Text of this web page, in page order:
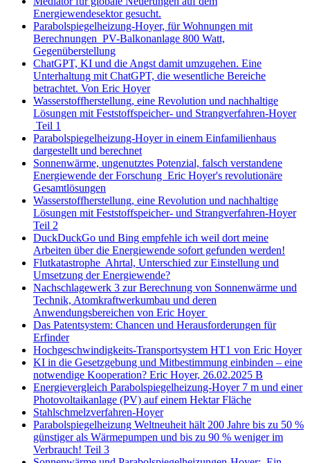
Energiewendesektor gesucht.
Parabolspiegelheizung-Hoyer, für Wohnungen mit
Berechnungen PV-Balkonanlage 800 Watt,
Gegenüberstellung
ChatGPT, KI und die Angst damit umzugehen. Eine
Unterhaltung mit ChatGPT, die wesentliche Bereiche
betrachtet. Von Eric Hoyer
Wasserstoffherstellung, eine Revolution und nachhaltige
Lösungen mit Feststoffspeicher- und Strangverfahren-Hoyer
Teil 1
Parabolspiegelheizung-Hoyer in einem Einfamilienhaus
dargestellt und berechnet
Sonnenwärme, ungenutztes Potenzial, falsch verstandene
Energiewende der Forschung Eric Hoyer's revolutionäre
Gesamtlösungen
Wasserstoffherstellung, eine Revolution und nachhaltige
Lösungen mit Feststoffspeicher- und Strangverfahren-Hoyer
Teil 2
DuckDuckGo und Bing empfehle ich weil dort meine
Arbeiten über die Energiewende sofort gefunden werden!
Flutkatastrophe Ahrtal, Unterschied zur Einstellung und
Umsetzung der Energiewende?
Nachschlagewerk 3 zur Berechnung von Sonnenwärme und
Technik, Atomkraftwerkumbau und deren
Anwendungsbereichen von Eric Hoyer
Das Patentsystem: Chancen und Herausforderungen für
Erfinder
Hochgeschwindigkeits-Transportsystem HT1 von Eric Hoyer
KI in die Gesetzgebung und Mitbestimmung einbinden – eine
notwendige Kooperation? Eric Hoyer, 26.02.2025 B
Energievergleich Parabolspiegelheizung-Hoyer 7 m und einer
Photovoltaikanlage (PV) auf einem Hektar Fläche
Stahlschmelzverfahren-Hoyer
Parabolspiegelheizung Weltneuheit hält 200 Jahre bis zu 50 %
günstiger als Wärmepumpen und bis zu 90 % weniger im
Verbrauch! Teil 3